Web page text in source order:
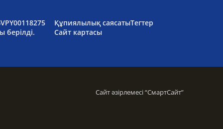
берілді.
Құпиялылық саясатыТегтер
Сайт картасы
Сайт әзірлемесі “СмартСайт”